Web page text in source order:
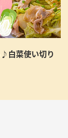
白菜使い切り